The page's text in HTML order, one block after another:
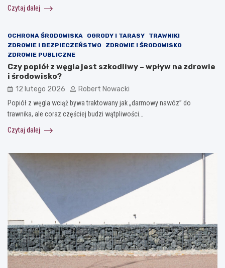
Czytaj dalej
OCHRONA ŚRODOWISKA OGRODY I TARASY
TRAWNIKI
ZDROWIE I BEZPIECZEŃSTWO
ZDROWIE I ŚRODOWISKO
ZDROWIE PUBLICZNE
Czy popiół z węgla jest szkodliwy – wpływ na zdrowie
i środowisko?
12 lutego 2026 Robert Nowacki
Popiół z węgla wciąż bywa traktowany jak „darmowy nawóz” do
trawnika, ale coraz częściej budzi wątpliwości…
Czytaj dalej